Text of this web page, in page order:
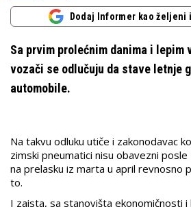
Dodaj Informer kao željeni
Sa prvim prolećnim danima i lepim
vozači se odlučuju da stave letnje
automobile.
Na takvu odluku utiče i zakonodavac
zimski pneumatici nisu obavezni posle
na prelasku iz marta u april revnosno
to.
I zaista, sa stanovišta ekonomičnosti